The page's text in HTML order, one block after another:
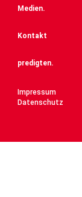
Medien.
Kontakt
predigten.
Impressum
Datenschutz